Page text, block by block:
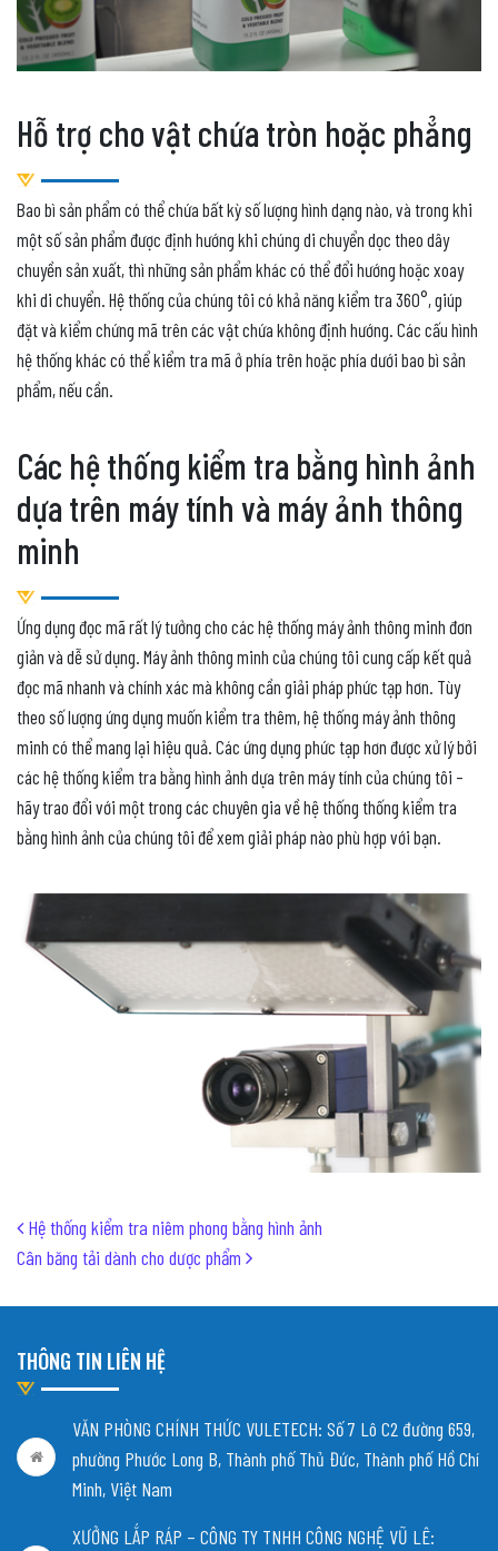
Hỗ trợ cho vật chứa tròn hoặc phẳng
Bao bì sản phẩm có thể chứa bất kỳ số lượng hình dạng nào, và trong khi
một số sản phẩm được định hướng khi chúng di chuyển dọc theo dây
chuyền sản xuất, thì những sản phẩm khác có thể đổi hướng hoặc xoay
khi di chuyển. Hệ thống của chúng tôi có khả năng kiểm tra 360°, giúp
đặt và kiểm chứng mã trên các vật chứa không định hướng. Các cấu hình
hệ thống khác có thể kiểm tra mã ở phía trên hoặc phía dưới bao bì sản
phẩm, nếu cần.
Các hệ thống kiểm tra bằng hình ảnh
dựa trên máy tính và máy ảnh thông
minh
Ứng dụng đọc mã rất lý tưởng cho các hệ thống máy ảnh thông minh đơn
giản và dễ sử dụng. Máy ảnh thông minh của chúng tôi cung cấp kết quả
đọc mã nhanh và chính xác mà không cần giải pháp phức tạp hơn. Tùy
theo số lượng ứng dụng muốn kiểm tra thêm, hệ thống máy ảnh thông
minh có thể mang lại hiệu quả. Các ứng dụng phức tạp hơn được xử lý bởi
các hệ thống kiểm tra bằng hình ảnh dựa trên máy tính của chúng tôi –
hãy trao đổi với một trong các chuyên gia về hệ thống thống kiểm tra
bằng hình ảnh của chúng tôi để xem giải pháp nào phù hợp với bạn.
Post navigation
Hệ thống kiểm tra niêm phong bằng hình ảnh
Cân băng tải dành cho dược phẩm
THÔNG TIN LIÊN HỆ
VĂN PHÒNG CHÍNH THỨC VULETECH: Số 7 Lô C2 đường 659,
phường Phước Long B, Thành phố Thủ Đức, Thành phố Hồ Chí
Minh, Việt Nam
XƯỞNG LẮP RÁP – CÔNG TY TNHH CÔNG NGHỆ VŨ LÊ: